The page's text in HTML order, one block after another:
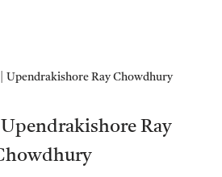
Upendrakishore Ray Chowdhury
Upendrakishore Ray